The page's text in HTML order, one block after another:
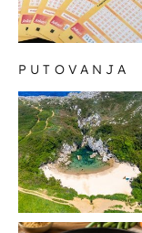
PUTOVANJA